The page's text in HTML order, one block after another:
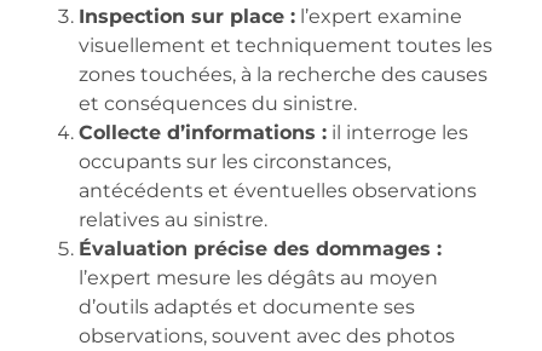
Inspection sur place : l’expert examine
visuellement et techniquement toutes les
zones touchées, à la recherche des causes
et conséquences du sinistre.
Collecte d’informations : il interroge les
occupants sur les circonstances,
antécédents et éventuelles observations
relatives au sinistre.
Évaluation précise des dommages :
l’expert mesure les dégâts au moyen
d’outils adaptés et documente ses
observations, souvent avec des photos